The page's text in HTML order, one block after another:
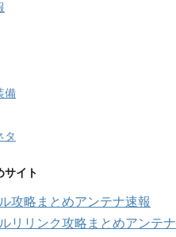
備
タ
サイト
攻略まとめアンテナ速報
リリンク攻略まとめアンテナ